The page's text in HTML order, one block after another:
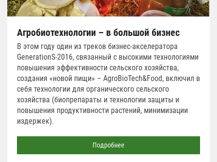
Агробиотехнологии – в большой бизнес
В этом году один из треков бизнес-акселератора
GenerationS-2016, связанный с высокими технологиями
повышения эффективности сельского хозяйства,
создания «новой пищи» – AgroBioTech&Food, включил в
себя технологии для органического сельского
хозяйства (биопрепараты и технологии защиты и
повышения продуктивности растений, минимизации
издержек).
Подробнее